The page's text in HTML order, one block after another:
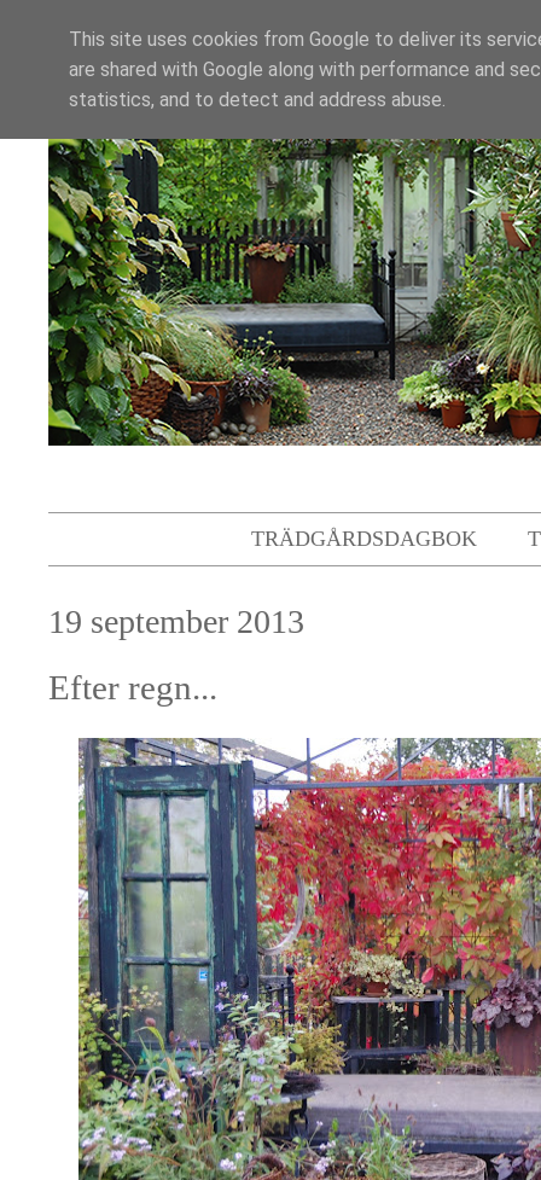
TRÄDGÅRDSDAGBOK
19 september 2013
Efter regn...
This site uses cookies from Google to deliver its
are shared with Google along with performance and
statistics, and to detect and address abuse.